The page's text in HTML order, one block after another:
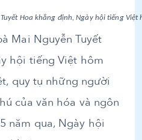
Hoa khẳng định, Ngày hội tiếng
Mai Nguyễn Tuyết
hội tiếng Việt hôm
quy tụ những người
của văn hóa và ngôn
năm qua, Ngày hội